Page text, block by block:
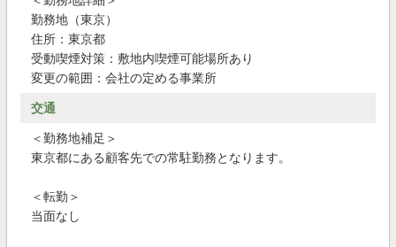
勤務地（東京）
住所：東京都
受動喫煙対策：敷地内喫煙可能場所あり
変更の範囲：会社の定める事業所
交通
＜勤務地補足＞
東京都にある顧客先での常駐勤務となります。
＜転勤＞
当面なし